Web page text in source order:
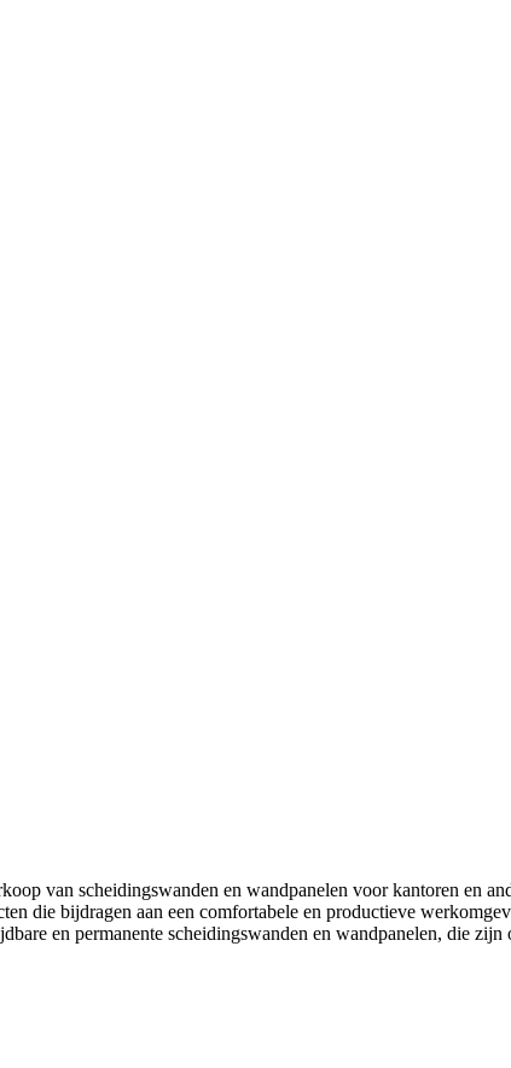
van scheidingswanden en wandpanelen voor kantoren en
die bijdragen aan een comfortabele en productieve
en permanente scheidingswanden en wandpanelen, die zijn